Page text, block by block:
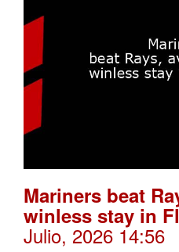
Mariners beat
winless stay in
Julio, 2026 14:56